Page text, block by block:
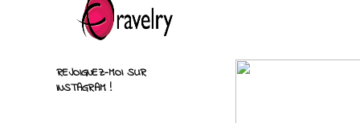
REJOIGNEZ-MOI SUR
INSTAGRAM !